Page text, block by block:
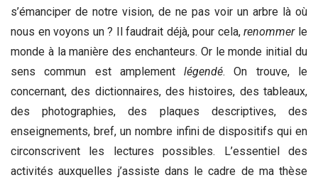
s’émanciper de notre vision, de ne pas voir un arbre là où
nous en voyons un ? Il faudrait déjà, pour cela,renommerle
monde à la manière des enchanteurs. Or le monde initial du
sens commun est amplementlégendé. On trouve, le
concernant, des dictionnaires, des histoires, des tableaux,
des photographies, des plaques descriptives, des
enseignements, bref, un nombre infini de dispositifs qui en
circonscrivent les lectures possibles. L’essentiel des
activités auxquelles j’assiste dans le cadre de ma thèse